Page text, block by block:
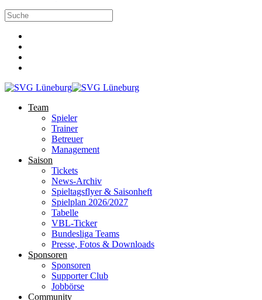
Team
Spieler
Trainer
Betreuer
Management
Saison
Tickets
News-Archiv
Spieltagsflyer & Saisonheft
Spielplan 2026/2027
Tabelle
VBL-Ticker
Bundesliga Teams
Presse, Fotos & Downloads
Sponsoren
Sponsoren
Supporter Club
Jobbörse
Community